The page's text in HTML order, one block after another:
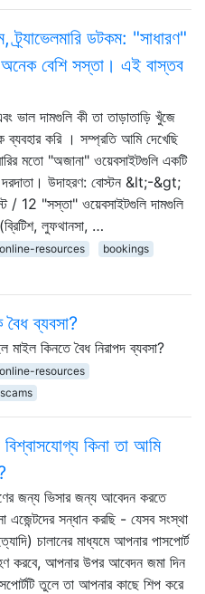
ডটকম: "সাধারণ"
অনেক বেশি সস্তা। এই বাস্তব
ভাল দামগুলি কী তা তাড়াতাড়ি খুঁজে
করি । সম্প্রতি আমি দেখেছি
মতো "অজানা" ওয়েবসাইটগুলি একটি
দরদাতা। উদাহরণ: বোস্টন &lt;-&gt;
12 "সস্তা" ওয়েবসাইটগুলি দামগুলি
লুফথানসা, …
online-resources
bookings
বৈধ ব্যবসা?
মাইল কিনতে বৈধ নিরাপদ ব্যবসা?
online-resources
scams
কিনা তা আমি
জন্য ভিসার জন্য আবেদন করতে
এজেন্টদের সন্ধান করছি - যেসব সংস্থা
চালানের মাধ্যমে আপনার পাসপোর্ট
করবে, আপনার উপর আবেদন জমা দিন
তুলে তা আপনার কাছে শিপ করে